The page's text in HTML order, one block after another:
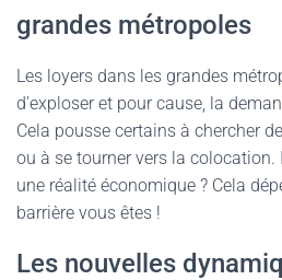
grandes métropoles
Les loyers dans les grandes
d’exploser et pour cause, la
Cela pousse certains à chercher
ou à se tourner vers la
une réalité économique ? Cela
barrière vous êtes !
Les nouvelles